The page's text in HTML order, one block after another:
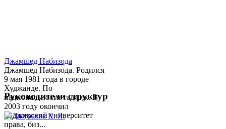
Джамшед Набизода
Джамшед Набизода. Родился
9 мая 1981 года в городе
Худжанде. По
национальности таджик. В
2003 году окончил
Таджикский университет
права, биз...
Руководители структур